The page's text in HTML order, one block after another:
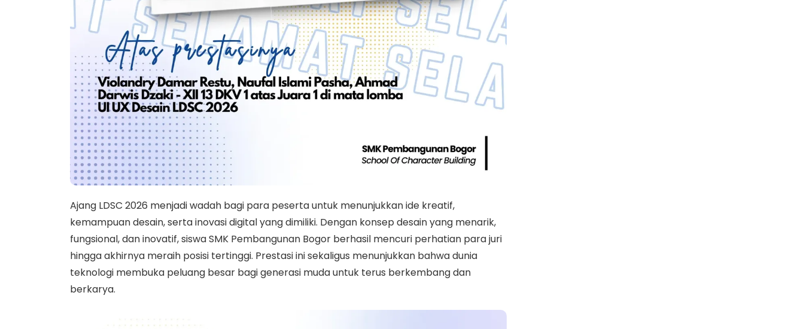
Ajang LDSC 2026 menjadi wadah bagi para peserta untuk menunjukkan ide kreatif,
kemampuan desain, serta inovasi digital yang dimiliki. Dengan konsep desain yang menarik,
fungsional, dan inovatif, siswa SMK Pembangunan Bogor berhasil mencuri perhatian para juri
hingga akhirnya meraih posisi tertinggi. Prestasi ini sekaligus menunjukkan bahwa dunia
teknologi membuka peluang besar bagi generasi muda untuk terus berkembang dan
berkarya.